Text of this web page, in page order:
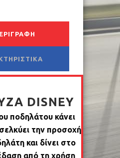
DISNEY
ποδηλάτου κάνει
την προσοχή
και δίνει στο
από τη χρήση